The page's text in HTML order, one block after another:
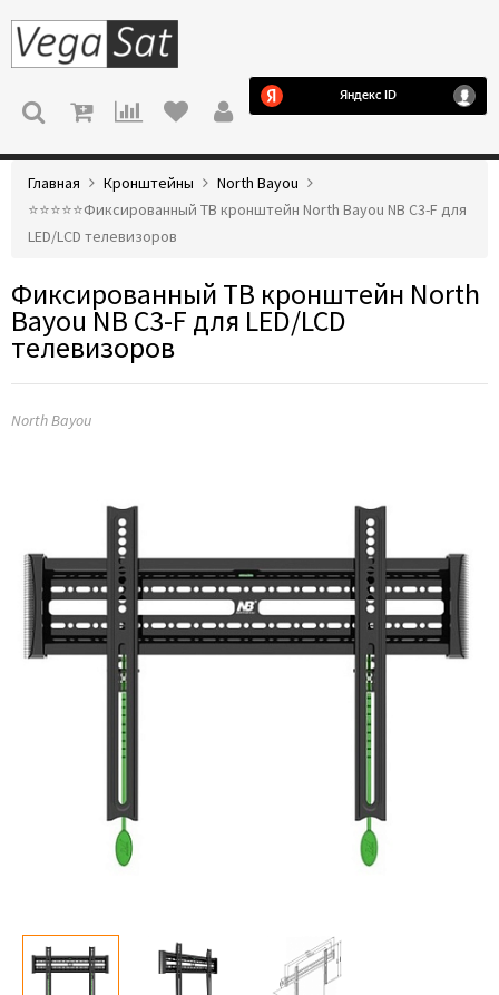
МЕНЮ
Главная Кронштейны
North Bayou
⭐️⭐️⭐️⭐️⭐️Фиксированный ТВ кронштейн North Bayou NB C3-F для
LED/LCD телевизоров
Фиксированный ТВ кронштейн North
Bayou NB C3-F для LED/LCD
телевизоров
North Bayou